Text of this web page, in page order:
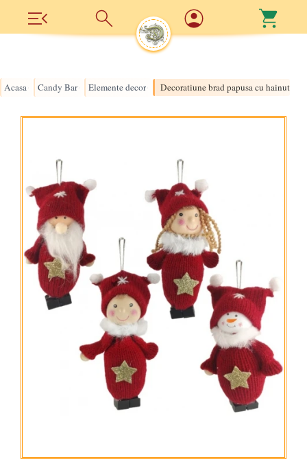
Acasa Candy Bar Elemente decor Decoratiune brad papusa cu hainute